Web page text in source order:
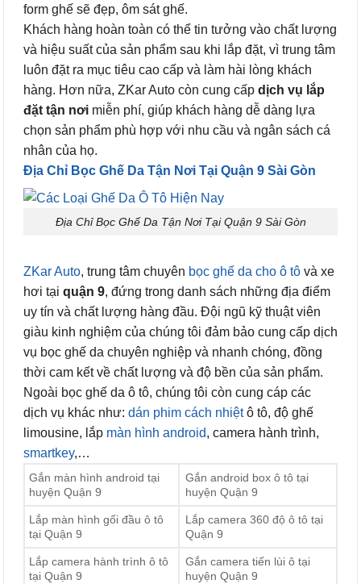
form ghế sẽ đẹp, ôm sát ghế.
Khách hàng hoàn toàn có thể tin tưởng vào chất lượng
và hiệu suất của sản phẩm sau khi lắp đặt, vì trung tâm
luôn đặt ra mục tiêu cao cấp và làm hài lòng khách
hàng. Hơn nữa, ZKar Auto còn cung cấp dịch vụ lắp
đặt tận nơi miễn phí, giúp khách hàng dễ dàng lựa
chọn sản phẩm phù hợp với nhu cầu và ngân sách cá
nhân của họ.
Địa Chỉ Bọc Ghế Da Tận Nơi Tại Quận 9 Sài Gòn
Địa Chỉ Bọc Ghế Da Tận Nơi Tại Quận 9 Sài Gòn
ZKar Auto, trung tâm chuyên bọc ghế da cho ô tô và xe
hơi tại quận 9, đứng trong danh sách những địa điểm
uy tín và chất lượng hàng đầu. Đội ngũ kỹ thuật viên
giàu kinh nghiệm của chúng tôi đảm bảo cung cấp dịch
vụ bọc ghế da chuyên nghiệp và nhanh chóng, đồng
thời cam kết về chất lượng và độ bền của sản phẩm.
Ngoài bọc ghế da ô tô, chúng tôi còn cung cáp các
dịch vụ khác như: dán phim cách nhiệtô tô, độ ghế
limousine, lắp màn hình android, camera hành trình,
smartkey,…
Gắn màn hình android tại
huyện Quận 9
Gắn android box ô tô tại
huyện Quận 9
Lắp màn hình gối đầu ô tô
tại Quận 9
Lắp camera 360 độ ô tô tại
Quận 9
Lắp camera hành trình ô tô
tại Quận 9
Gắn camera tiến lùi ô tại
huyện Quận 9